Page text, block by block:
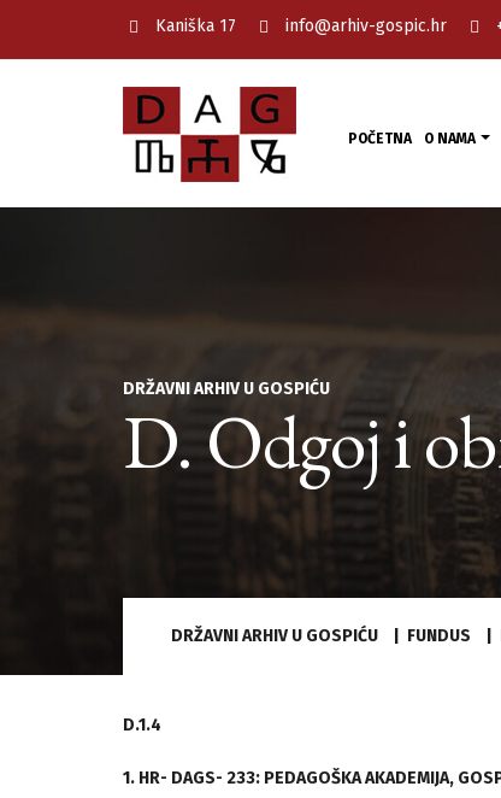
Kaniška 17 info@arhiv-gospic.hr
POČETNA O NAMA
DRŽAVNI ARHIV U GOSPIĆU
D. Odgoj i
DRŽAVNI ARHIV U GOSPIĆU FUNDUS
D.1.4
1. HR- DAGS- 233: PEDAGOŠKA AKADEMIJA,